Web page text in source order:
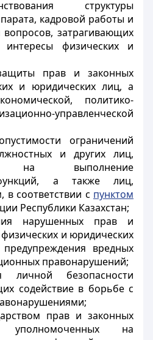
структуры
кадровой работы и
затрагивающих
физических и
прав и законных
и юридических лиц, а
политико-
управленческой
ограничений
и других лиц,
на выполнение
функций, а также лиц,
соответствии с пунктом
Республики Казахстан;
нарушенных прав и
и юридических
вредных
правонарушений;
личной безопасности
содействие в борьбе с
прав и законных
уполномоченных на